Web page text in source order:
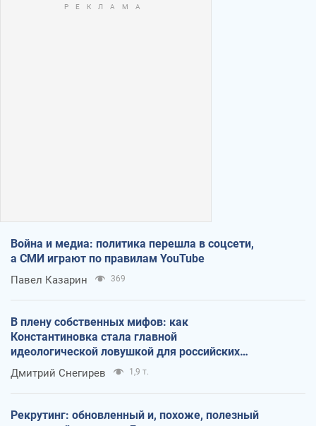
Война и медиа: политика перешла в соцсети,
а СМИ играют по правилам YouTube
Павел Казарин 369
В плену собственных мифов: как
Константиновка стала главной
идеологической ловушкой для российских
оккупантов
Дмитрий Снегирев 1,9 т.
Рекрутинг: обновленный и, похоже, полезный